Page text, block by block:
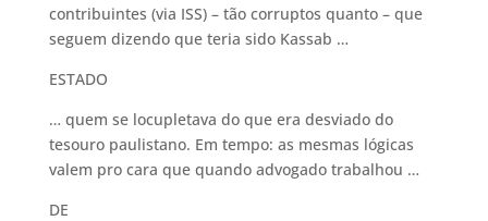
contribuintes (via ISS) – tão corruptos quanto – que
seguem dizendo que teria sido Kassab …
ESTADO
… quem se locupletava do que era desviado do
tesouro paulistano. Em tempo: as mesmas lógicas
valem pro cara que quando advogado trabalhou …
DE